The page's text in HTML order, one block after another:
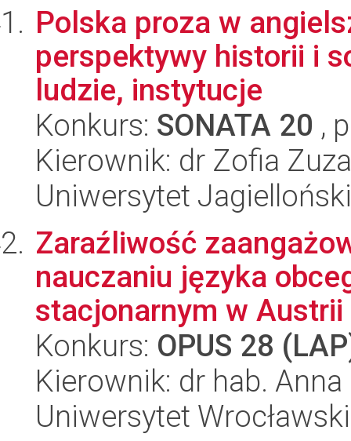
Polska proza w
perspektywy historii i
ludzie, instytucje
Konkurs: SONATA 20 ,
Kierownik: dr Zofia
Uniwersytet Jagielloński
Zaraźliwość
nauczaniu języka
stacjonarnym w Austrii
Konkurs: OPUS 28
Kierownik: dr hab.
Uniwersytet Wrocławski